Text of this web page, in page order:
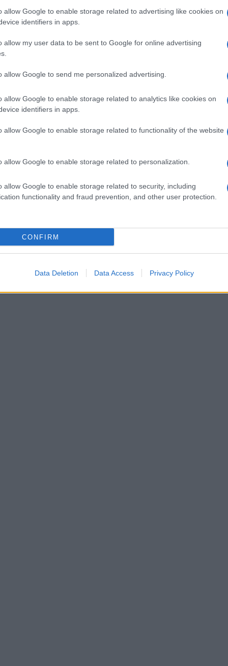
allow Google to enable storage related to advertising like cookies on
identifiers in apps.
allow my user data to be sent to Google for online advertising
allow Google to send me personalized advertising.
allow Google to enable storage related to analytics like cookies on
identifiers in apps.
allow Google to enable storage related to functionality of the website
allow Google to enable storage related to personalization.
allow Google to enable storage related to security, including
functionality and fraud prevention, and other user protection.
CONFIRM
Data Deletion Data Access Privacy Policy
nella sezioneLogindal menù del sito
+ Esporta iCal
NATALE OLBIA